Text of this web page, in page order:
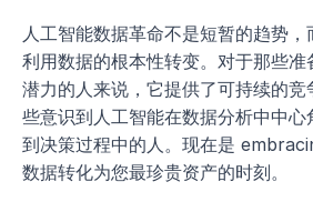
人工智能数据革命不是短暂的趋势
利用数据的根本性转变。对于那些
潜力的人来说，它提供了可持续的竞
些意识到人工智能在数据分析中中心
到决策过程中的人。现在是
数据转化为您最珍贵资产的时刻。